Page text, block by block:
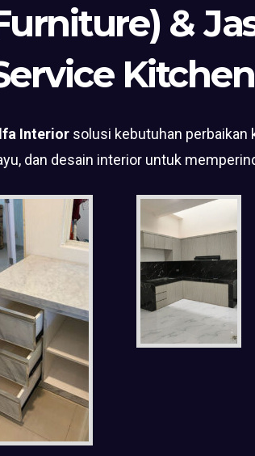
&
Interior solusi kebutuhan perbaikan
dan desain interior untuk